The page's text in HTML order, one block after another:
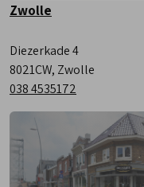
Zwolle
Diezerkade 4
8021CW, Zwolle
038 4535172